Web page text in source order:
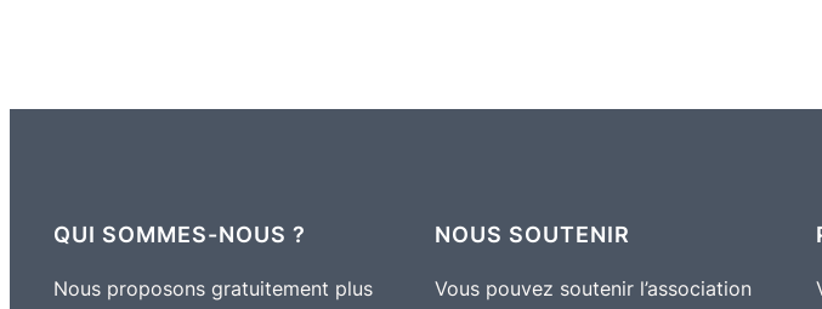
QUI SOMMES-NOUS ?
Nous proposons gratuitement plus
NOUS SOUTENIR
Vous pouvez soutenir l’association